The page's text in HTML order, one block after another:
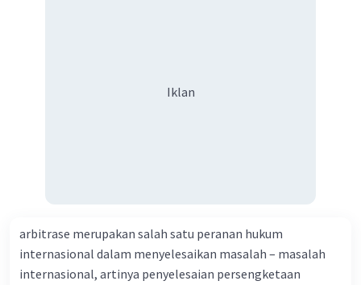
Iklan
arbitrase merupakan salah satu peranan hukum
internasional dalam menyelesaikan masalah – masalah
internasional, artinya penyelesaian persengketaan